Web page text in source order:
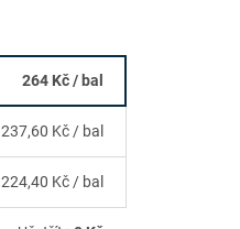
264 Kč/ bal
237,60 Kč / bal
224,40 Kč / bal